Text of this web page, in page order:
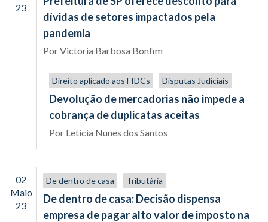
23
dívidas de setores impactados pela
pandemia
PorVictoria Barbosa Bonfim
Direito aplicado aos FIDCs Disputas Judiciais
Devolução de mercadorias não impede a
cobrança de duplicatas aceitas
Por Leticia Nunes dos Santos
02
Maio
23
De dentro de casa Tributária
De dentro de casa: Decisão dispensa
empresa de pagar alto valor de imposto na